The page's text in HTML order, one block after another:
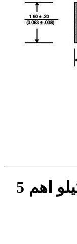
مقاومت حرارتی 100 کیلو اهم 5